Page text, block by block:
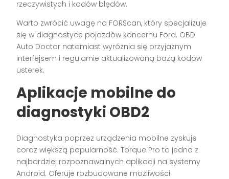
rzeczywistych i kodów błędów.
Warto zwrócić uwagę na FORScan, który specjalizuje
się w diagnostyce pojazdów koncernu Ford. OBD
Auto Doctor natomiast wyróżnia się przyjaznym
interfejsem i regularnie aktualizowaną bazą kodów
usterek.
Aplikacje mobilne do
diagnostyki OBD2
Diagnostyka poprzez urządzenia mobilne zyskuje
coraz większą popularność. Torque Pro to jedna z
najbardziej rozpoznawalnych aplikacji na systemy
Android. Oferuje rozbudowane możliwości